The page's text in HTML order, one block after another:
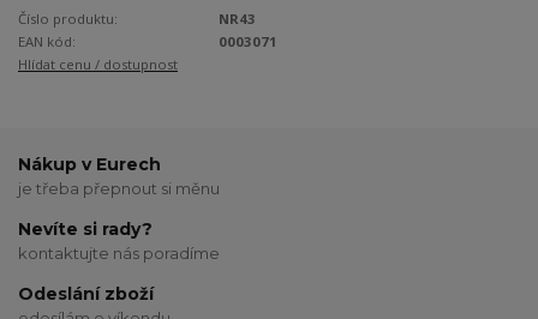
Číslo produktu:
NR43
EAN kód:
0003071
Hlídat cenu / dostupnost
Nákup v Eurech
je třeba přepnout si měnu
Nevíte si rady?
kontaktujte nás poradíme
Odeslání zboží